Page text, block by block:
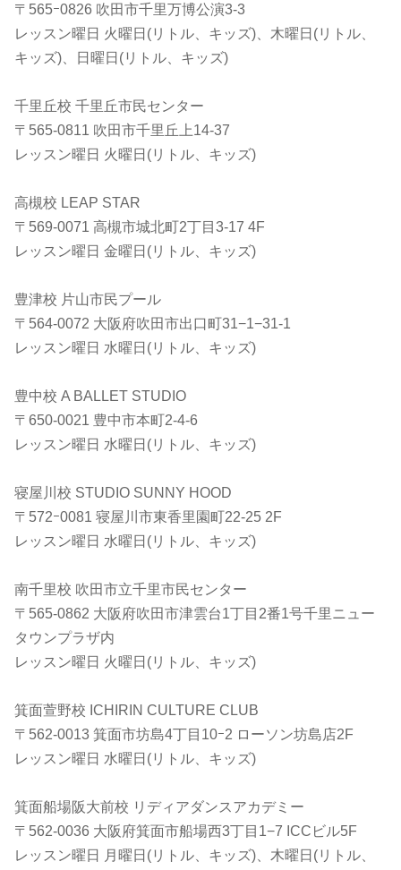
〒565ｰ0826 吹田市千里万博公演3-3
レッスン曜日 火曜日(リトル、キッズ)、木曜日(リトル、
キッズ)、日曜日(リトル、キッズ)
千里丘校 千里丘市民センター
〒565-0811 吹田市千里丘上14-37
レッスン曜日 火曜日(リトル、キッズ)
高槻校 LEAP STAR
〒569-0071 高槻市城北町2丁目3-17 4F
レッスン曜日 金曜日(リトル、キッズ)
豊津校 片山市民プール
〒564-0072 大阪府吹田市出口町31−1−31-1
レッスン曜日 水曜日(リトル、キッズ)
豊中校 A BALLET STUDIO
〒650-0021 豊中市本町2-4-6
レッスン曜日 水曜日(リトル、キッズ)
寝屋川校 STUDIO SUNNY HOOD
〒572ｰ0081 寝屋川市東香里園町22-25 2F
レッスン曜日 水曜日(リトル、キッズ)
南千里校 吹田市立千里市民センター
〒565-0862 大阪府吹田市津雲台1丁目2番1号千里ニュー
タウンプラザ内
レッスン曜日 火曜日(リトル、キッズ)
箕面萱野校 ICHIRIN CULTURE CLUB
〒562-0013 箕面市坊島4丁目10ｰ2 ローソン坊島店2F
レッスン曜日 水曜日(リトル、キッズ)
箕面船場阪大前校 リディアダンスアカデミー
〒562-0036 大阪府箕面市船場西3丁目1−7 ICCビル5F
レッスン曜日 月曜日(リトル、キッズ)、木曜日(リトル、